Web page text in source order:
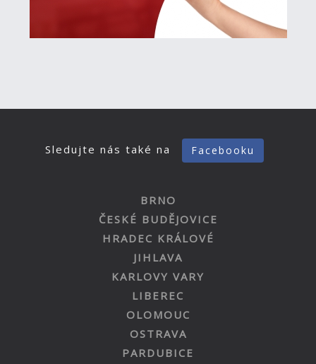
Sledujte nás také na Facebooku
BRNO
ČESKÉ BUDĚJOVICE
HRADEC KRÁLOVÉ
JIHLAVA
KARLOVY VARY
LIBEREC
OLOMOUC
OSTRAVA
PARDUBICE